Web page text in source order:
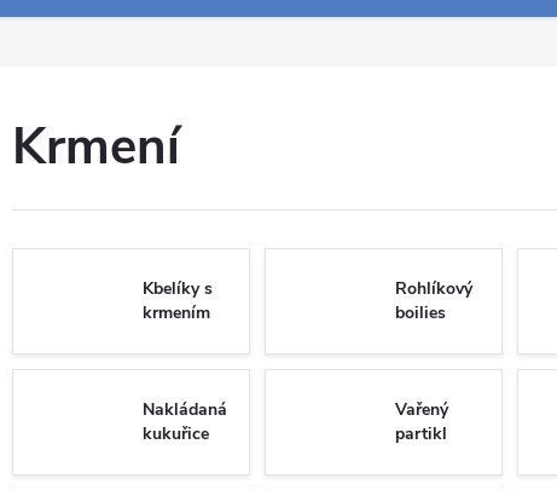
Krmení
Kbelíky s
krmením
Rohlíkový
boilies
Nakládaná
kukuřice
Vařený
partikl